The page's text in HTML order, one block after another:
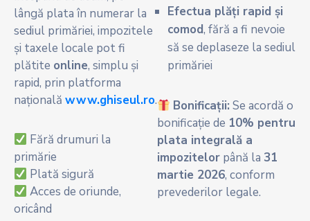
lângă plata în numerar la
sediul primăriei, impozitele
și taxele locale pot fi
plătite online, simplu și
rapid, prin platforma
națională www.ghiseul.ro.
Fără drumuri la
primărie
Plată sigură
Acces de oriunde,
oricând
Efectua plăți rapid și
comod, fără a fi nevoie
să se deplaseze la sediul
primăriei
Bonificații: Se acordă o
bonificație de 10% pentru
plata integrală a
impozitelor până la 31
martie 2026, conform
prevederilor legale.